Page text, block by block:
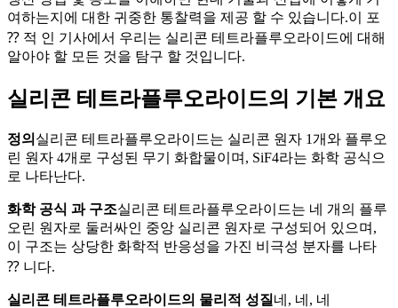
여하는지에 대한 귀중한 통찰력을 제공 할 수 있습니다.이 포
⁇ 적 인 기사에서 우리는 실리콘 테트라플루오라이드에 대해
알아야 할 모든 것을 탐구 할 것입니다.
실리콘 테트라플루오라이드의 기본 개요
정의 실리콘 테트라플루오라이드는 실리콘 원자 1개와 플루오
린 원자 4개로 구성된 무기 화합물이며, SiF4라는 화학 공식으
로 나타난다.
화학 공식 과 구조실리콘 테트라플루오라이드는 네 개의 플루
오린 원자로 둘러싸인 중앙 실리콘 원자로 구성되어 있으며,
이 구조는 상당한 화학적 반응성을 가진 비극성 분자를 나타
⁇ 니다.
실리콘 테트라플루오라이드의 물리적 성질 네, 네, 네